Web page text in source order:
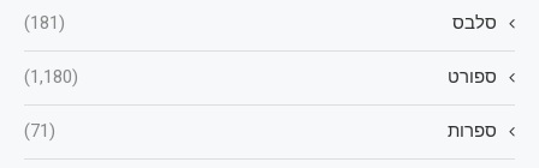
סלבס (181)
ספורט (1,180)
ספרות (71)